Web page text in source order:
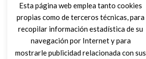
Esta página web emplea tanto cookies
propias como de terceros técnicas, para
recopilar información estadística de su
navegación por Internet y para
mostrarle publicidad relacionada con sus